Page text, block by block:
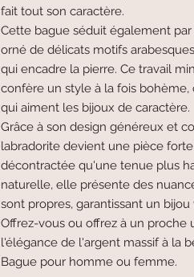
fait tout son caractère.
Cette bague séduit également
orné de délicats motifs
qui encadre la pierre. Ce travail
confère un style à la fois
qui aiment les bijoux de caractère.
Grâce à son design généreux et
labradorite devient une pièce
décontractée qu'une tenue plus
naturelle, elle présente des
sont propres, garantissant un
Offrez-vous ou offrez à un proche
l'élégance de l'argent massif à la
Bague pour homme ou femme.